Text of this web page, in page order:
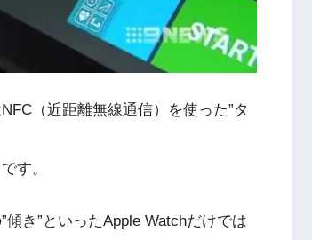
（近距離無線通信）を使った”タ
す。
き”といったApple Watchだけでは